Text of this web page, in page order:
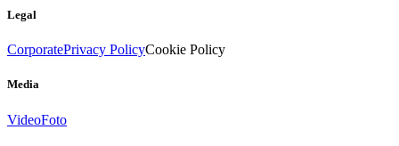
Legal
CorporatePrivacy PolicyCookie Policy
Media
VideoFoto